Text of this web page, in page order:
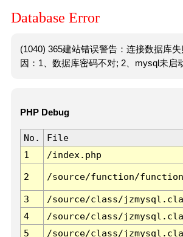
Database Error
(1040) 365建站错误警告：连接数据库
因：1、数据库密码不对; 2、mysql未启
PHP Debug
No. File
1
/index.php
2 /source/function/
3 /source/class/
4
/source/class/
5
/source/class/